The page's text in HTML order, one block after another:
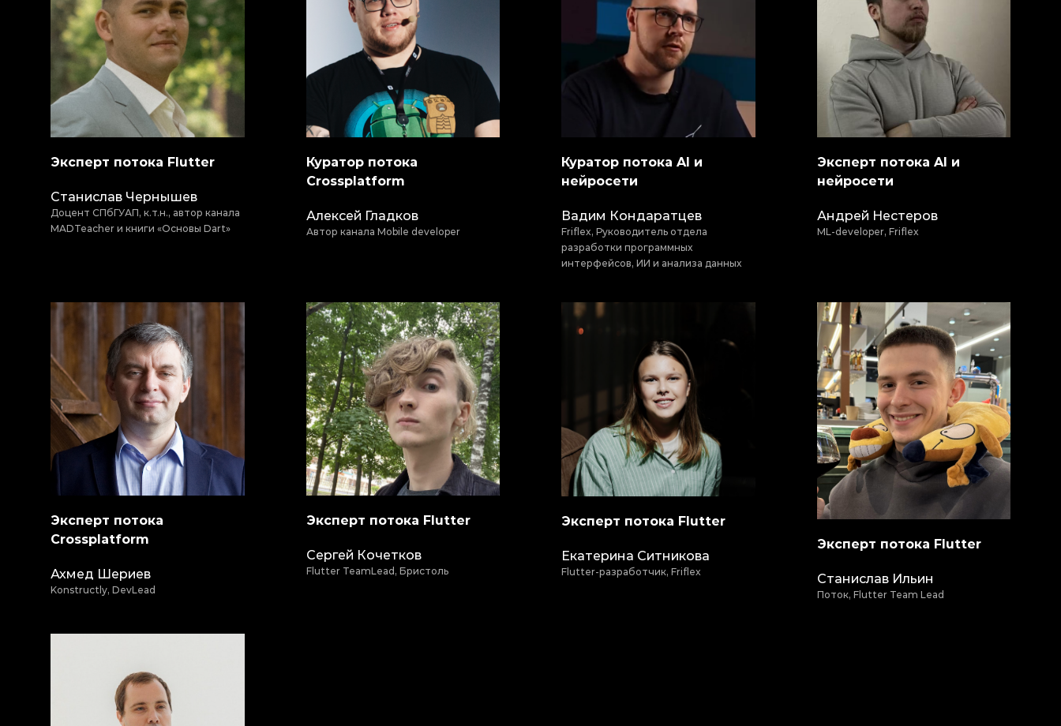
Эксперт потока Flutter
Станислав Чернышев
Доцент СПбГУАП, к.т.н., автор канала
MADTeacher и книги «Основы Dart»
Куратор потока
Crossplatform
Алексей Гладков
Автор канала Mobile developer
Куратор потока AI и
нейросети
Вадим Кондаратцев
Friflex, Руководитель отдела
разработки программных
интерфейсов, ИИ и анализа данных
Эксперт потока AI и
нейросети
Андрей Нестеров
ML-developer, Friflex
Эксперт потока
Crossplatform
Ахмед Шериев
Konstructly, DevLead
Эксперт потока Flutter
Сергей Кочетков
Flutter TeamLead, Бристоль
Эксперт потока Flutter
Екатерина Ситникова
Flutter-разработчик, Friflex
Эксперт потока Flutter
Станислав Ильин
Поток, Flutter Team Lead